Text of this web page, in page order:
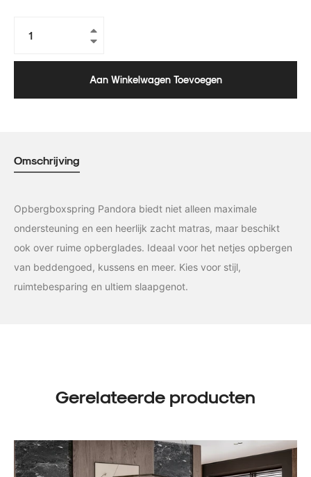
Aan Winkelwagen Toevoegen
Omschrijving
Opbergboxspring Pandora biedt niet alleen maximale
ondersteuning en een heerlijk zacht matras, maar beschikt
ook over ruime opberglades. Ideaal voor het netjes opbergen
van beddengoed, kussens en meer. Kies voor stijl,
ruimtebesparing en ultiem slaapgenot.
Gerelateerde producten